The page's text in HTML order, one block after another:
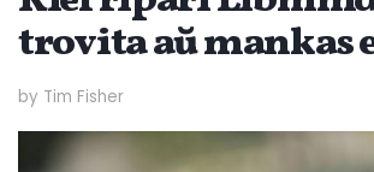
trovita aŭ mankas
by Tim Fisher